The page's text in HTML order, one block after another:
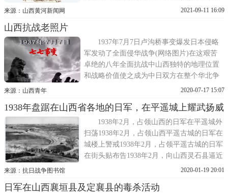
是兽兵铁蹄所至，人、畜、财物、房产一扫
受严重破坏，许多地方抗日军民几乎没有衣
穿，没有油用，没有菜吃，战
来源：山西黄河新闻网 2021-09-11 16:09
山西抗战老照片
1937年7月7日卢沟桥事变爆发日本侵略
军发动了全面侵华战争(网络图片)在这艰苦
卓绝的八年全面抗战中山西独特的地理位置
和战略价值使之成为中日双方在整个华北争
夺的焦点1938年，一名八路军战士在太行山
型关战役、忻口会战创造了国共两党军队联
合作战的范例1937年9月，在周恩来的建议和
推动下，1937年9月第二战
来源：山西青年 2020-07-17 15:07
1938年盘踞在山西省各地的日军，在平遥城上耀武扬威
1938年2月，占领山西的日军在平遥城外
扫荡1938年2月，占领山西平遥古城的日军在
城楼上警戒1938年2月，占领平遥古城的日军
在街头贴布告1938年2月，向山西灵石县逼近
的日军部队。1938年山西灵石县，日军的后
石县，日军炮兵部队正在与中国守军战斗
来源：抗日战争图书馆 2020-01-19 20:01
日军在山西襄垣县及定襄县的毒杀活动